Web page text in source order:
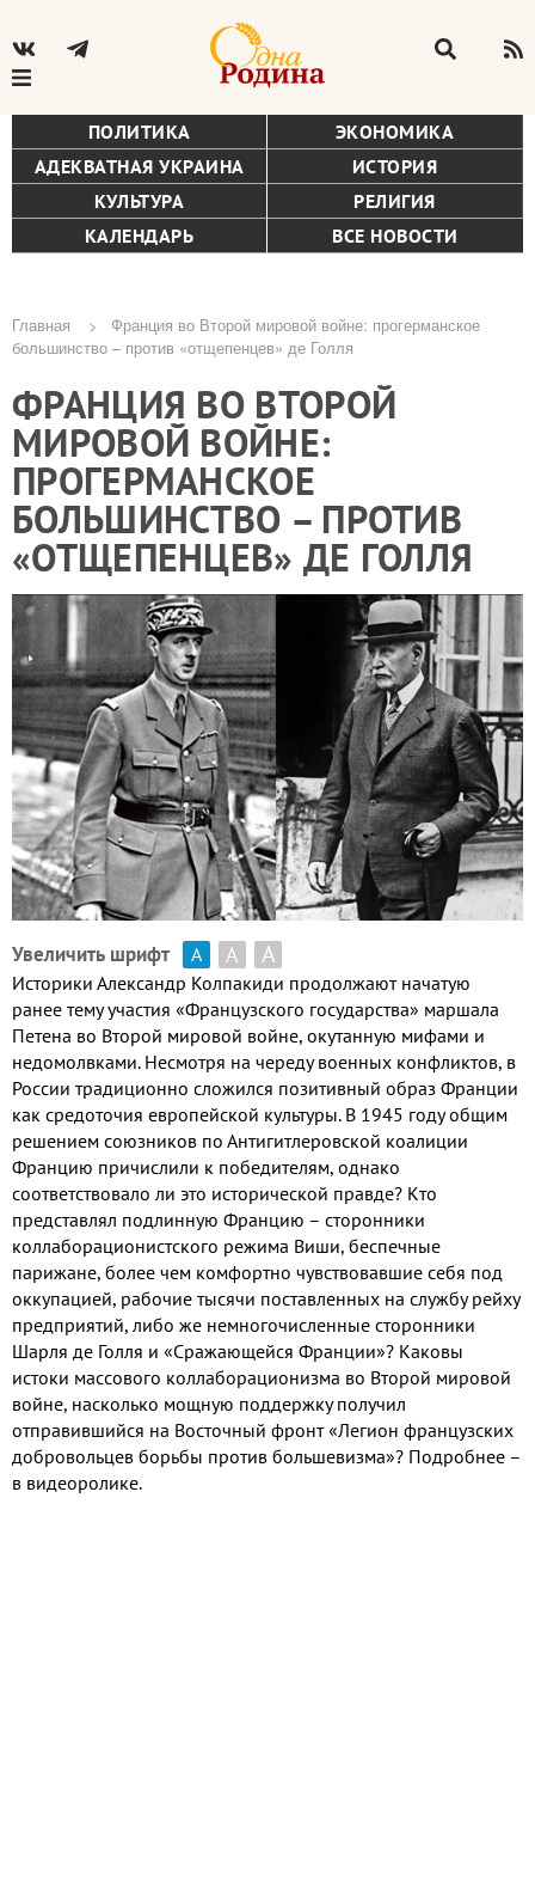
ПОЛИТИКА
ЭКОНОМИКА
АДЕКВАТНАЯ УКРАИНА
ИСТОРИЯ
КУЛЬТУРА
РЕЛИГИЯ
КАЛЕНДАРЬ
ВСЕ НОВОСТИ
Строка
навигации
Главная
Франция во Второй мировой войне: прогерманское
большинство – против «отщепенцев» де Голля
ФРАНЦИЯ ВО ВТОРОЙ
МИРОВОЙ ВОЙНЕ:
ПРОГЕРМАНСКОЕ
БОЛЬШИНСТВО – ПРОТИВ
«ОТЩЕПЕНЦЕВ» ДЕ ГОЛЛЯ
Увеличить шрифт А А А
Историки Александр Колпакиди продолжают начатую
ранее тему участия «Французского государства» маршала
Петена во Второй мировой войне, окутанную мифами и
недомолвками. Несмотря на череду военных конфликтов, в
России традиционно сложился позитивный образ Франции
как средоточия европейской культуры. В 1945 году общим
решением союзников по Антигитлеровской коалиции
Францию причислили к победителям, однако
соответствовало ли это исторической правде? Кто
представлял подлинную Францию – сторонники
коллаборационистского режима Виши, беспечные
парижане, более чем комфортно чувствовавшие себя под
оккупацией, рабочие тысячи поставленных на службу рейху
предприятий, либо же немногочисленные сторонники
Шарля де Голля и «Сражающейся Франции»? Каковы
истоки массового коллаборационизма во Второй мировой
войне, насколько мощную поддержку получил
отправившийся на Восточный фронт «Легион французских
добровольцев борьбы против большевизма»? Подробнее –
в видеоролике.